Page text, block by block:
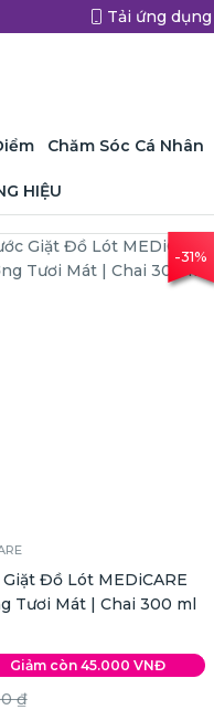
Tải ứng dụng
Chăm Sóc Cá Nhân
HIỆU
-31%
Đồ Lót MEDiCARE
Tươi Mát | Chai 300 ml
Giảm còn 45.000 VNĐ
₫